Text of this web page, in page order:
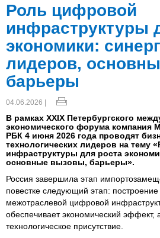
Роль цифровой
инфраструктуры
экономики:
лидеров,
барьеры
04.06.2026 |
В рамках XXIX Петербургского
экономического форума компания
РБК 4 июня 2026 года проводят
технологических лидеров на тему
инфраструктуры для роста
основные вызовы, барьеры».
Россия завершила этап
повестке следующий этап:
межотраслевой цифровой
обеспечивает экономический эффект,
технологическое присутствие.